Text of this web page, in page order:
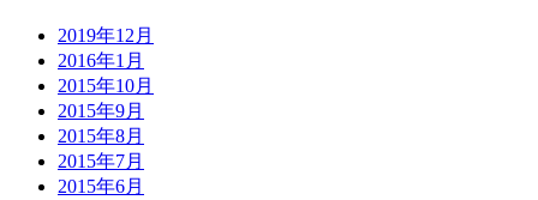
2019年12月
2016年1月
2015年10月
2015年9月
2015年8月
2015年7月
2015年6月